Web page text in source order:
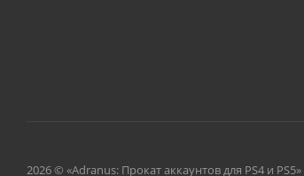
2026 © «Adranus: Прокат аккаунтов для PS4 и PS5»